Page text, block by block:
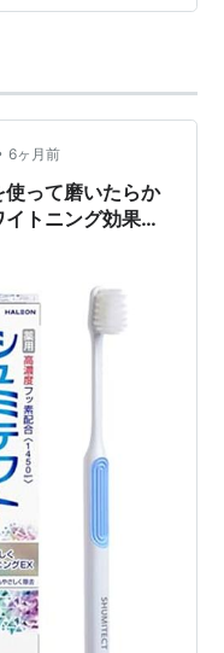
あ、少し明るくな
1-1. ホワイトニン
6ヶ月前
って磨いたらか
トニング効果の